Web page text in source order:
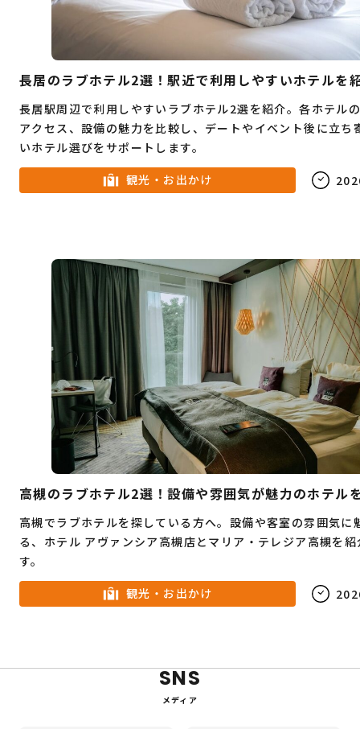
長居のラブホテル2選！駅近で利用しやすいホテルを
長居駅周辺で利用しやすいラブホテル2選を紹介。各ホテル
アクセス、設備の魅力を比較し、デートやイベント後に立ち
いホテル選びをサポートします。
観光・お出かけ
高槻のラブホテル2選！設備や雰囲気が魅力のホテル
高槻でラブホテルを探している方へ。設備や客室の雰囲気に
る、ホテル アヴァンシア高槻店とマリア・テレジア高槻を
す。
観光・お出かけ
SNS
メディア